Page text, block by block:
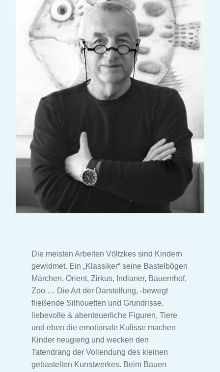
Die meisten Arbeiten Völtzkes sind Kindern
gewidmet. Ein „Klassiker“ seine Bastelbögen
Märchen, Orient, Zirkus, Indianer, Bauernhof,
Zoo … Die Art der Darstellung, -bewegt
fließende Silhouetten und Grundrisse,
liebevolle & abenteuerliche Figuren, Tiere
und eben die emotionale Kulisse machen
Kinder neugierig und wecken den
Tatendrang der Vollendung des kleinen
gebastelten Kunstwerkes. Beim Bauen